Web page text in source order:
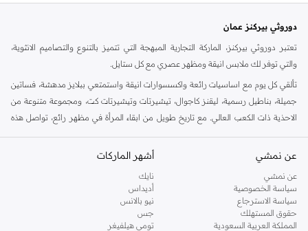
دوروثي بيركنز عمان
تعتبر دوروثي بيركنز، الماركة التجارية المبهجة التي تتميز بالتنوع والتصاميم الانثوية،
والتي توفر لك ملابس انيقة ومظهر عصري مع كل ستايل.
تألقي كل يوم مع اساسيات رائعة واكسسوارات انيقة واستمتعي ببلايز مدهشة، فساتين
جميلة، بناطيل رسمية، ليقنز كاجوال، تيشيرتات وتيشيرتات كت، ومجموعة متنوعة من
الاحذية ذات الكعب العالي. مع تاريخ طويل من ابقاء المرأة في مظهر رائع، تواصل هذه
كنت تقومين بتجديد خزانة ملابسك الملائمة للعمل، البحث عن فستان مثالي للحفلات او
اليه.
تسوقي دوروثي بيركنز اون لاين مسقط
تسوقي دوروثي بيركنز اون لاين من نمشي واستمتعي باكثر من الف ستايل من مجموعة
عن نمشي
عن نمشي
سياسة الخصوصية
سياسة الاسترجاع
حقوق المستهلك
المملكة العربية السعودية
أشهر الماركات
نايك
أديداس
نيو بالانس
جس
تومي هيلفيغر